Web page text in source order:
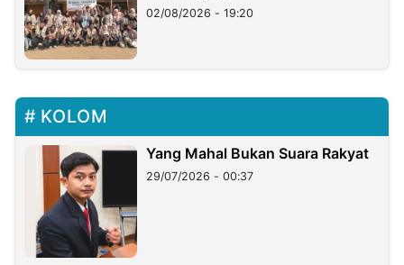
02/08/2026 - 19:20
KOLOM
Yang Mahal Bukan Suara Rakyat
29/07/2026 - 00:37